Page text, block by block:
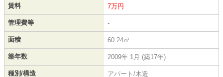
賃料 7万円
管理費等 -
面積 60.24㎡
築年数 2009年 1月 (築17年)
種別/構造 アパート/木造